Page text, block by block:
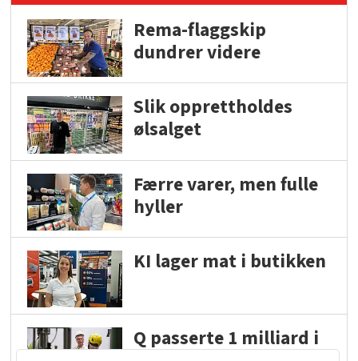
Rema-flaggskip
dundrer videre
Slik opprettholdes
ølsalget
Færre varer, men fulle
hyller
KI lager mat i butikken
Q passerte 1 milliard i